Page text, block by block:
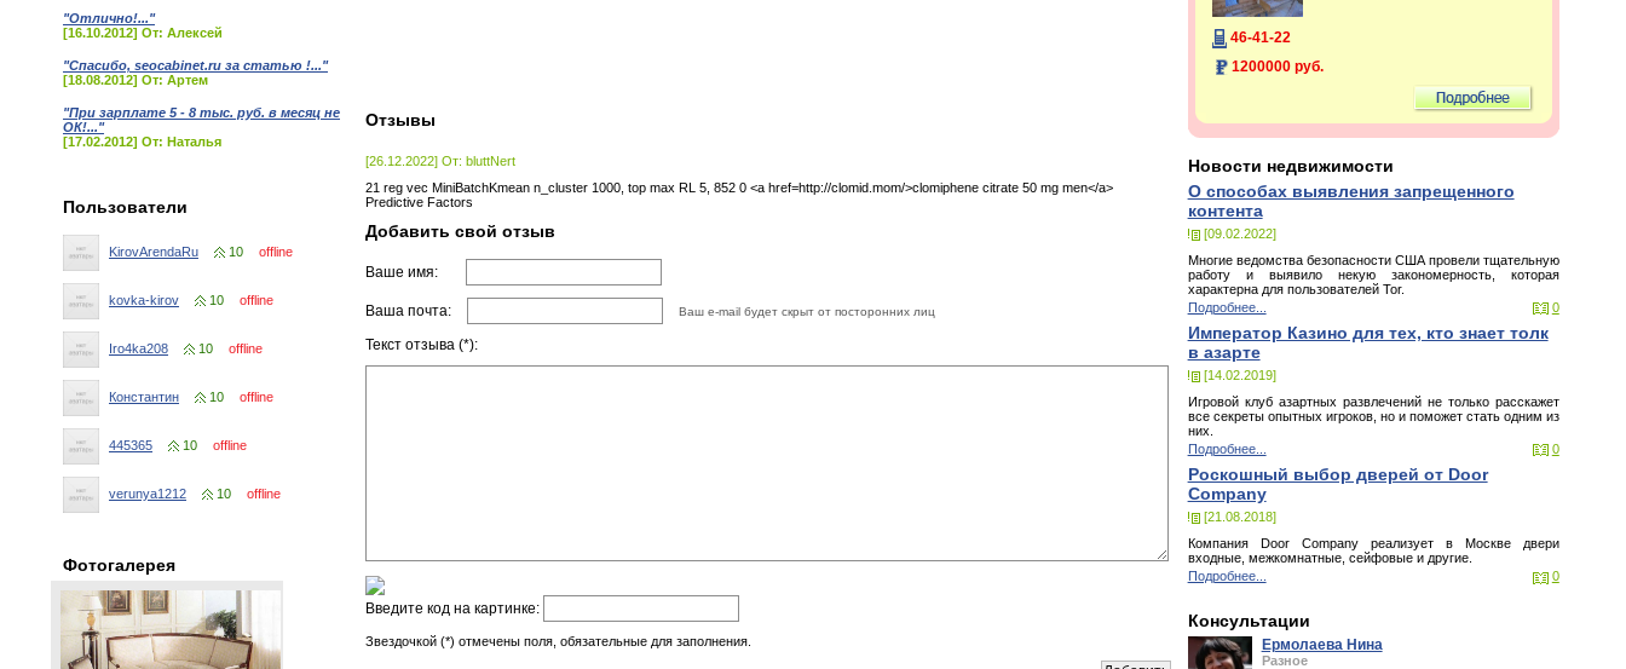
"Отлично!..."
[16.10.2012] От: Алексей
"Спасибо, seocabinet.ru за статью !..."
[18.08.2012] От: Артем
"При зарплате 5 - 8 тыс. руб. в месяц не
ОК!..."
[17.02.2012] От: Наталья
Пользователи
KirovArendaRu 10 offline
kovka-kirov 10 offline
Iro4ka208 10 offline
Константин 10 offline
445365 10 offline
verunya1212 10 offline
Фотогалерея
Отзывы
[26.12.2022] От: bluttNert
21 reg vec MiniBatchKmean n_cluster 1000, top max RL 5, 852 0 <a href=http://clomid.mom/>clomiphene citrate 50 mg men</a>
Predictive Factors
Добавить свой отзыв
Ваше имя:
Ваша почта: Ваш e-mail будет скрыт от посторонних лиц
Текст отзыва (*):
Введите код на картинке:
Звездочкой (*) отмечены поля, обязательные для заполнения.
46-41-22
1200000 руб.
Новости недвижимости
О способах выявления запрещенного
контента
[09.02.2022]
Многие ведомства безопасности США провели тщательную
работу и выявило некую закономерность, которая
характерна для пользователей Tor.
Подробнее...
0
Император Казино для тех, кто знает толк
в азарте
[14.02.2019]
Игровой клуб азартных развлечений не только расскажет
все секреты опытных игроков, но и поможет стать одним из
них.
Подробнее...
0
Роскошный выбор дверей от Door
Company
[21.08.2018]
Компания Door Company реализует в Москве двери
входные, межкомнатные, сейфовые и другие.
Подробнее...
0
Консультации
Ермолаева Нина
Разное